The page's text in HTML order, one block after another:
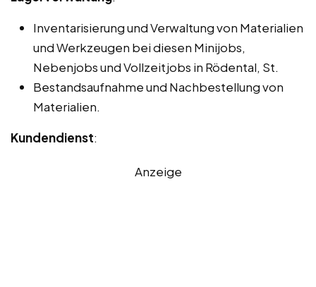
Inventarisierung und Verwaltung von Materialien
und Werkzeugen bei diesen Minijobs,
Nebenjobs und Vollzeitjobs in Rödental, St.
Bestandsaufnahme und Nachbestellung von
Materialien.
Kundendienst:
Anzeige